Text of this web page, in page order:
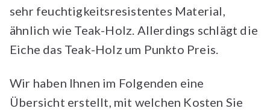
sehr feuchtigkeitsresistentes Material,
ähnlich wie Teak-Holz. Allerdings schlägt die
Eiche das Teak-Holz um Punkto Preis.
Wir haben Ihnen im Folgenden eine
Übersicht erstellt, mit welchen Kosten Sie